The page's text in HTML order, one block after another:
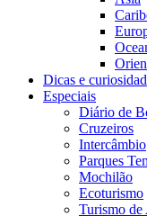
Dicas e
Especiais
Diário de
Cruzeiros
Intercâmbio
Parques
Mochilão
Ecoturismo
Turismo de